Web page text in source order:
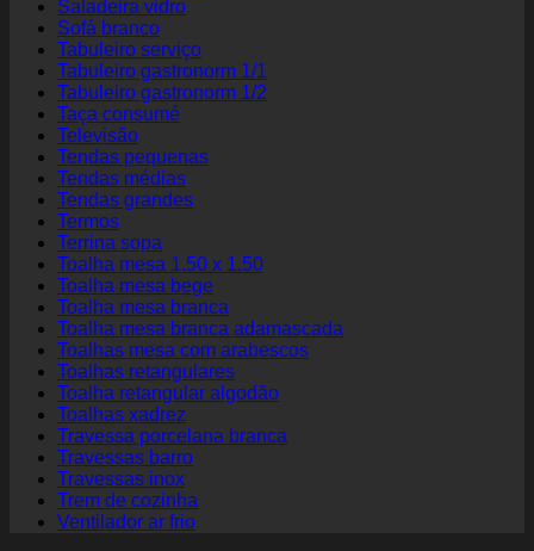
Saladeira vidro
Sofá branco
Tabuleiro serviço
Tabuleiro gastronorm 1/1
Tabuleiro gastronorm 1/2
Taça consumé
Televisão
Tendas pequenas
Tendas médias
Tendas grandes
Termos
Terrina sopa
Toalha mesa 1.50 x 1.50
Toalha mesa bege
Toalha mesa branca
Toalha mesa branca adamascada
Toalhas mesa com arabescos
Toalhas retangulares
Toalha retangular algodão
Toalhas xadrez
Travessa porcelana branca
Travessas barro
Travessas inox
Trem de cozinha
Ventilador ar frio